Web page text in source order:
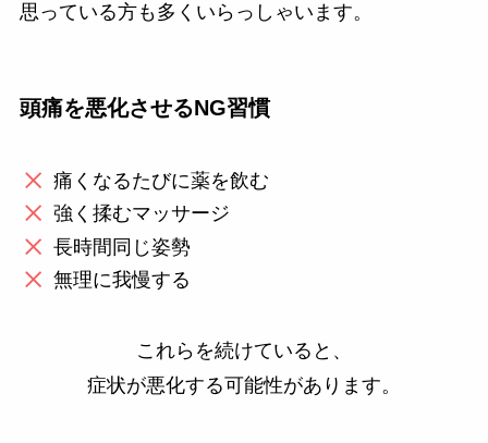
思っている方も多くいらっしゃいます。
頭痛を悪化させるNG習慣
痛くなるたびに薬を飲む
強く揉むマッサージ
長時間同じ姿勢
無理に我慢する
これらを続けていると、
症状が悪化する可能性があります。